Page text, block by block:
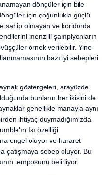
döngüler için bile
için çoğunlukla güçlü
sahip olmayan ve koridorda
menzilli şampiyonların
örnek verilebilir. Yine
bazı iyi sebepleri
göstergeleri, arayüzde
bunların her ikisini de
genellikle manayla aynı
ihtiyaç duymadığımızda
Isı özelliği
engel oluyor ve hararet
çatışmaya sebep oluyor. Bu
temposunu belirliyor.